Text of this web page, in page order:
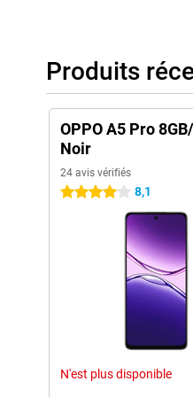
Produits
OPPO A5 Pro
Noir
24 avis vérifiés
4 étoiles 8,1
N'est plus disponible